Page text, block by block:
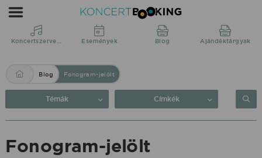
Blog:
Fonogram-
jelölt
KoncertBooking
Közvetlenül
a
Koncertszervezés Események Blog Ajándéktárgyak
Blog Fonogram-jelölt
Témák Címkék
Fonogram-jelölt